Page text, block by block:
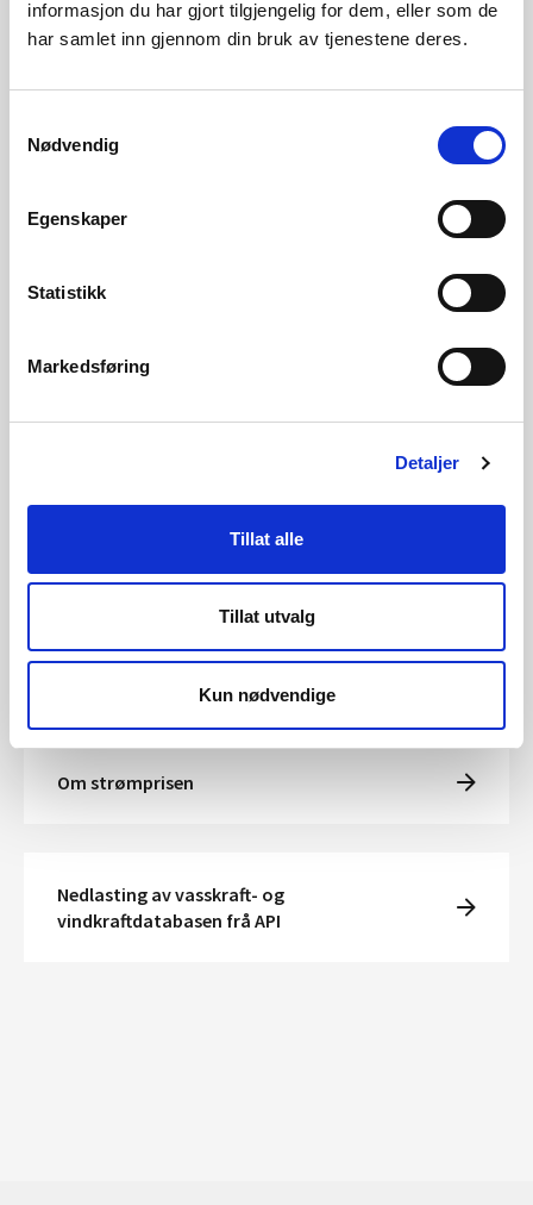
informasjon du har gjort tilgjengelig for dem, eller som de
har samlet inn gjennom din bruk av tjenestene deres.
Nødvendig
Egenskaper
Statistikk
Markedsføring
Detaljer
Tillat alle
Tillat utvalg
Kun nødvendige
Marte Hoff Hvamstad
Epost:mahh@nve.no
Se også kvartalsrapport for kraftmarkedet
Hydrologiske data til
kraftsituasjonsrapporten
Om strømprisen
Nedlasting av vasskraft- og
vindkraftdatabasen frå API